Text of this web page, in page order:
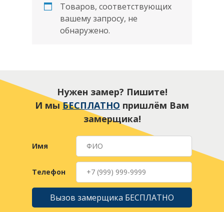
Товаров, соответствующих
вашему запросу, не
обнаружено.
Нужен замер? Пишите!
И мыБЕСПЛАТНО пришлём Вам
замерщика!
Имя
Телефон
Вызов замерщика БЕСПЛАТНО